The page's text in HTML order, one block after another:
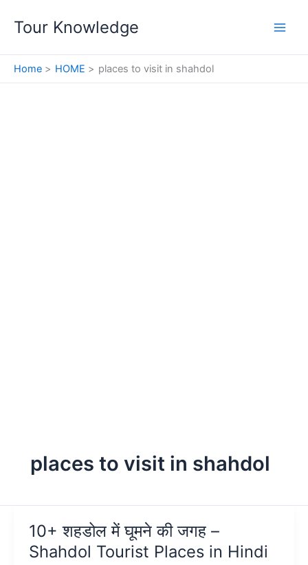
Tour Knowledge
Home HOME places to visit in shahdol
places to visit in shahdol
10+ शहडोल में घूमने की जगह –
Shahdol Tourist Places in Hindi